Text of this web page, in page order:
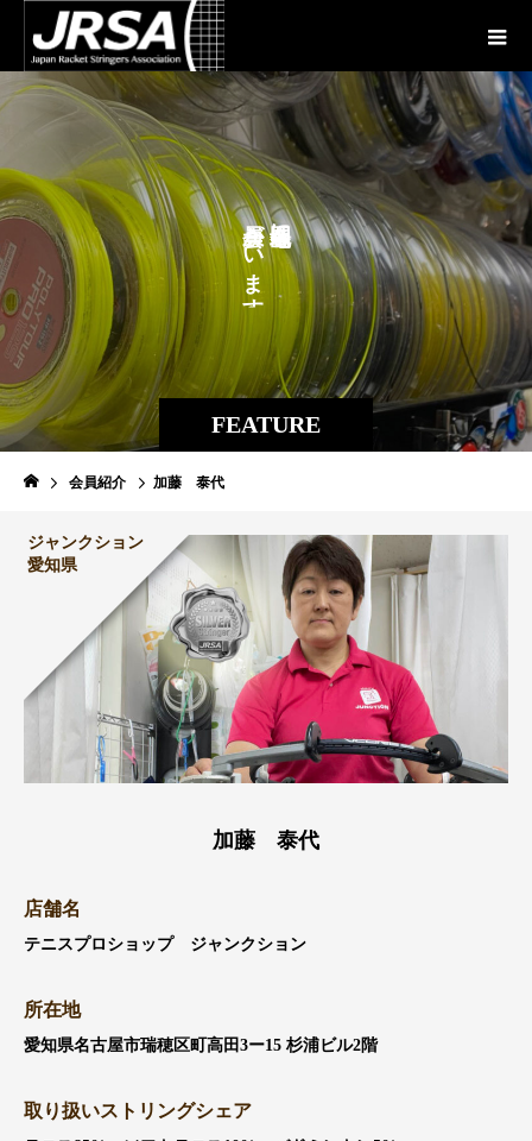
FEATURE
に
が
い
ま
す
。
会員紹介 加藤 泰代
ジャンクション
愛知県
加藤 泰代
店舗名
テニスプロショップ ジャンクション
所在地
愛知県名古屋市瑞穂区町高田3ー15 杉浦ビル2階
取り扱いストリングシェア